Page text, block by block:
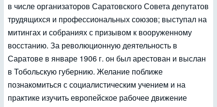
в числе организаторов Саратовского Совета депутатов
трудящихся и профессиональных союзов; выступал на
митингах и собраниях с призывом к вооруженному
восстанию. За революционную деятельность в
Саратове в январе 1906 г. он был арестован и выслан
в Тобольскую губернию. Желание поближе
познакомиться с социалистическим учением и на
практике изучить европейское рабочее движение